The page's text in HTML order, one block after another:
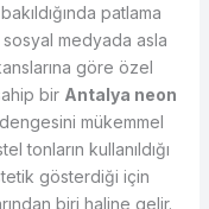
patlama
medyada asla
göre özel
bir Antalya neon
mükemmel
tonların kullanıldığı
gösterdiği için
biri haline gelir.